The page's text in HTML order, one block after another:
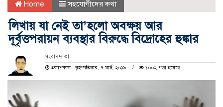
Home সহযোগীদের কথা
লিখায় যা নেই তা’হলো অবক্ষয় আর
দূর্বৃত্তপরায়ন ব্যবস্থার বিরুদ্ধে বিদ্রোহের হুঙ্কার
সংবাদদাতা
প্রকাশকাল : বৃহস্পতিবার, ৭ মার্চ, ২০১৯
১০০২ পড়া হয়েছে